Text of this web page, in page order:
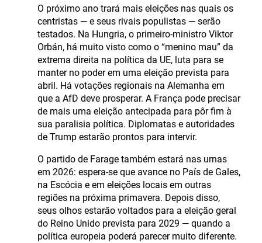
O próximo ano trará mais eleições nas quais os
centristas — e seus rivais populistas — serão
testados. Na Hungria, o primeiro-ministro Viktor
Orbán, há muito visto como o “menino mau” da
extrema direita na política da UE, luta para se
manter no poder em uma eleição prevista para
abril. Há votações regionais na Alemanha em
que a AfD deve prosperar. A França pode precisar
de mais uma eleição antecipada para pôr fim à
sua paralisia política. Diplomatas e autoridades
de Trump estarão prontos para intervir.
O partido de Farage também estará nas urnas
em 2026: espera-se que avance no País de Gales,
na Escócia e em eleições locais em outras
regiões na próxima primavera. Depois disso,
seus olhos estarão voltados para a eleição geral
do Reino Unido prevista para 2029 — quando a
política europeia poderá parecer muito diferente.